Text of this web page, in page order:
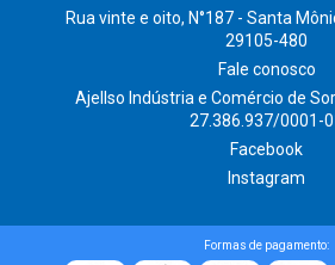
Rua vinte e oito, N°187 - Santa
29105-480
Fale conosco
Ajellso Indústria e Comércio de
27.386.937/0001-
Facebook
Instagram
Formas de pagamento: